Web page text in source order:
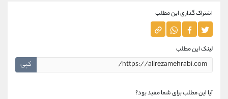
اشتراک گذاری این مطلب
لینک این مطلب
کپی
آیا این مطلب برای شما مفید بود؟